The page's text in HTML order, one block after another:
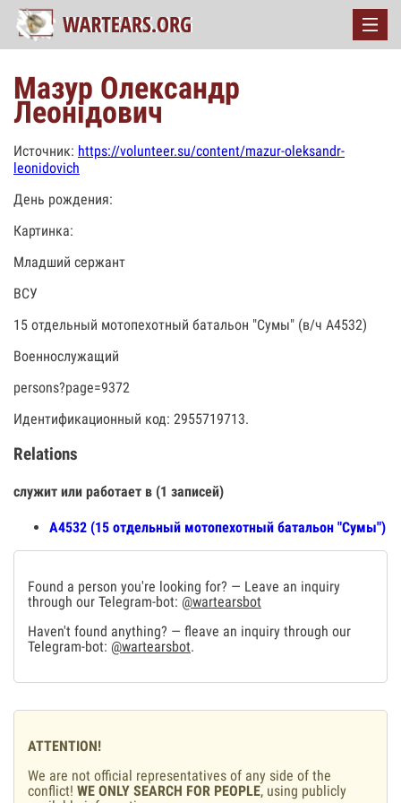
Мазур Олександр
Леонідович
Источник: https://volunteer.su/content/mazur-oleksandr-
leonidovich
День рождения:
Картинка:
Младший сержант
ВСУ
15 отдельный мотопехотный батальон "Сумы" (в/ч А4532)
Военнослужащий
persons?page=9372
Идентификационный код: 2955719713.
Relations
служит или работает в (1 записей)
А4532 (15 отдельный мотопехотный батальон "Сумы")
Found a person you're looking for? — Leave an inquiry
through our Telegram-bot: @wartearsbot
Haven't found anything? — fleave an inquiry through our
Telegram-bot: @wartearsbot.
ATTENTION!
We are not official representatives of any side of the
conflict! WE ONLY SEARCH FOR PEOPLE, using publicly